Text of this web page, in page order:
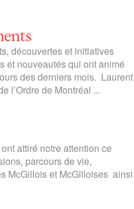
découvertes et initiatives
et nouveautés qui ont animé
des derniers mois. Laurent
l’Ordre de Montréal ...
attiré notre attention ce
parcours de vie,
McGillois et McGilloises ainsi